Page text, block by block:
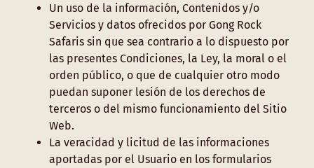
Un uso de la información, Contenidos y/o
Servicios y datos ofrecidos por Gong Rock
Safaris sin que sea contrario a lo dispuesto por
las presentes Condiciones, la Ley, la moral o el
orden público, o que de cualquier otro modo
puedan suponer lesión de los derechos de
terceros o del mismo funcionamiento del Sitio
Web.
La veracidad y licitud de las informaciones
aportadas por el Usuario en los formularios